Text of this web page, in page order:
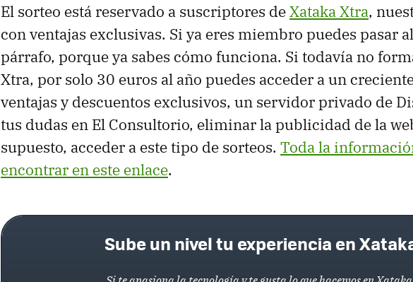
El sorteo está reservado a suscriptores deXataka Xtra,
con ventajas exclusivas. Si ya eres miembro puedes pasar
párrafo, porque ya sabes cómo funciona. Si todavía no
Xtra, por solo 30 euros al año puedes acceder a un
ventajas y descuentos exclusivos, un servidor privado de
tus dudas en El Consultorio, eliminar la publicidad de la
supuesto, acceder a este tipo de sorteos. Toda la
encontrar en este enlace.
Sube un nivel tu experiencia en